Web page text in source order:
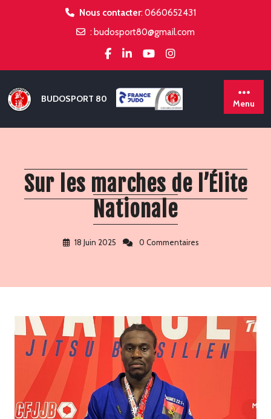
Nous contacter: 0660652431
: budosport80@gmail.com
BUDOSPORT 80 Menu
Sur les marches de l’Élite
Nationale
18 Juin 2025 0 Commentaires